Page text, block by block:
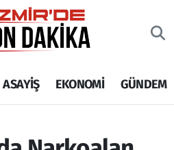
ASAYİŞ EKONOMİ GÜNDEM